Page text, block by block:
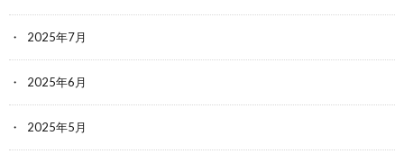
2025年7月
2025年6月
2025年5月